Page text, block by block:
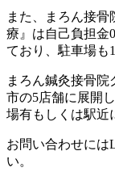
また、まろん接
療』は自己負担金
ており、駐車場も
まろん鍼灸接骨院
市の5店舗に展開
場有もしくは駅近
お問い合わせには
い。